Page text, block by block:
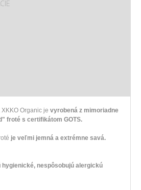
Organic je vyrobená z mimoriadne
froté s certifikátom GOTS.
je veľmi jemná a extrémne savá.
hygienické, nespôsobujú alergickú